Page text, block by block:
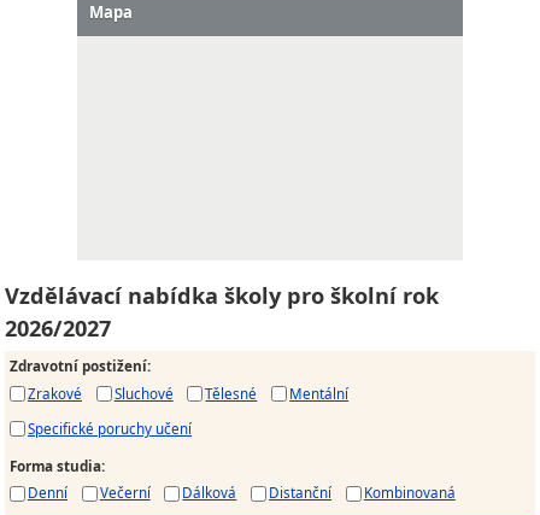
Mapa
Vzdělávací nabídka školy pro školní rok
2026/2027
Zdravotní postižení:
Zrakové
Sluchové Tělesné
Mentální
Specifické poruchy učení
Forma studia:
Denní
Večerní Dálková Distanční Kombinovaná